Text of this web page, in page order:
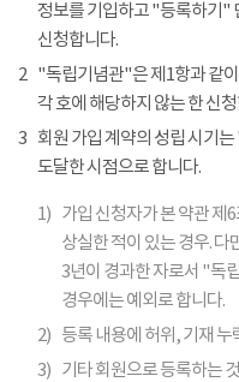
정보를 기입하고 "등록하기"
신청합니다.
2 "독립기념관"은 제1항과 같
각 호에 해당하지 않는 한 신
3 회원 가입 계약의 성립 시기
도달한 시점으로 합니다.
1) 가입 신청자가 본 약관 제
상실한 적이 있는 경우. 다
3년이 경과한 자로서 "독
경우에는 예외로 합니다.
2) 등록 내용에 허위, 기재 누
3) 기타 회원으로 등록하는